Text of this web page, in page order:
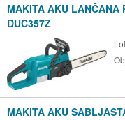
MAKITA AKU LANČANA
DUC357Z
MAKITA AKU